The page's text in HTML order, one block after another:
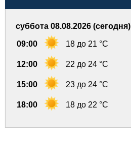
суббота 08.08.2026 (сегодня)
09:00 18 до 21 °C
12:00 22 до 24 °C
15:00 23 до 24 °C
18:00 18 до 22 °C